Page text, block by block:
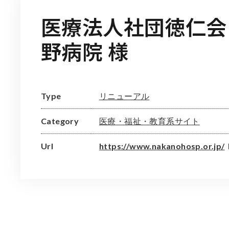
医療法人社団徳仁
野病院 様
Type リニューアル
Category 医療・福祉・教育系サイト
Url https://www.nakanohosp.or.jp/